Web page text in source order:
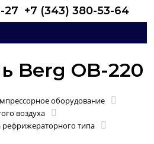
27 +7 (343) 380-53-64
Berg OB-220
оборудование
воздуха
рефрижераторного типа